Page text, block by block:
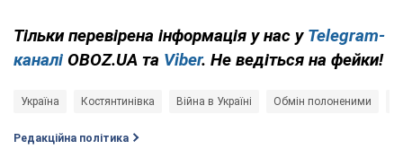
Тільки перевірена інформація у нас у Telegram-
каналі OBOZ.UA та Viber. Не ведіться на фейки!
Україна Костянтинівка Війна в Україні Обмін полоненими
Редакційна політика